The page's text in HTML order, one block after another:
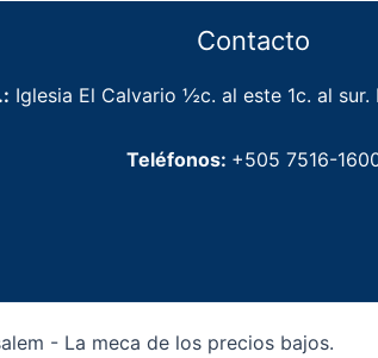
Contacto
Iglesia El Calvario ½c. al este 1c. al sur.
Teléfonos: +505 7516-
- La meca de los precios bajos.